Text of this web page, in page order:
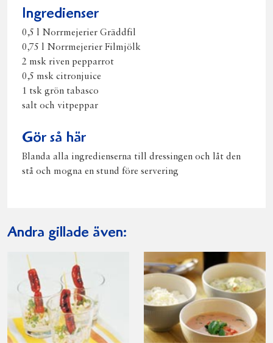
Ingredienser
0,5 l Norrmejerier Gräddfil
0,75 l Norrmejerier Filmjölk
2 msk riven pepparrot
0,5 msk citronjuice
1 tsk grön tabasco
salt och vitpeppar
Gör så här
Blanda alla ingredienserna till dressingen och låt den
stå och mogna en stund före servering
Andra gillade även: